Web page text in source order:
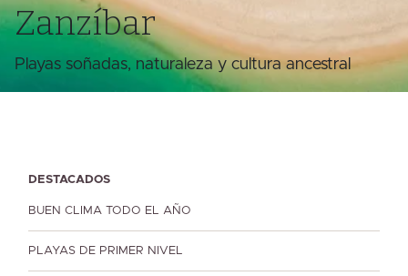
Zanzíbar
Playas soñadas, naturaleza y cultura ancestral
DESTACADOS
BUEN CLIMA TODO EL AÑO
PLAYAS DE PRIMER NIVEL